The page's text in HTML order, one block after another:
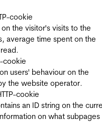
cookie
the visitor's visits to the
average time spent on the
cookie
users' behaviour on the
the website operator.
cookie
an ID string on the
on what